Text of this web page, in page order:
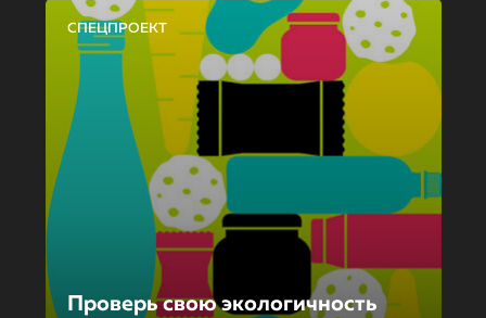
СПЕЦПРОЕКТ
Проверь свою экологичность